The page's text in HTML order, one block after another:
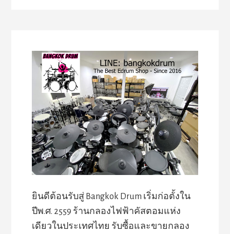
ยินดีต้อนรับสู่ Bangkok Drum เริ่มก่อตั้งใน
ปีพ.ศ. 2559 ร้านกลองไฟฟ้าคัสตอมแห่ง
เดียวในประเทศไทย รับซื้อและขายกลอง